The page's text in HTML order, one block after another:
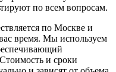
по всем вопросам.
по Москве и
время. Мы используем
и сроки